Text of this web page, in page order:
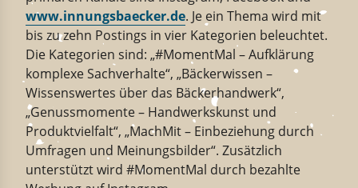
www.innungsbaecker.de. Je ein Thema wird mit
bis zu zehn Postings in vier Kategorien beleuchtet.
Die Kategorien sind: „#MomentMal – Aufklärung
komplexe Sachverhalte“, „Bäckerwissen –
Wissenswertes über das Bäckerhandwerk“,
„Genussmomente – Handwerkskunst und
Produktvielfalt“, „MachMit – Einbeziehung durch
Umfragen und Meinungsbilder“. Zusätzlich
unterstützt wird #MomentMal durch bezahlte